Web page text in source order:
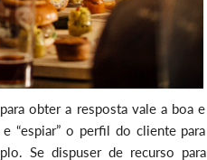
obter a resposta vale a boa e
“espiar” o perfil do cliente para
Se dispuser de recurso para